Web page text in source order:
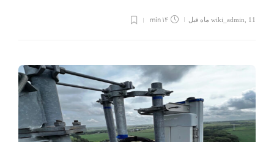
wiki_admin 11 ماه قبل 14 min